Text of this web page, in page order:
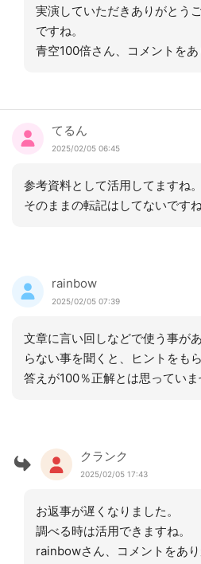
実演していただきありがとう
ですね。
青空100倍さん、コメントをあ
てるん
2025/02/05 06:45
参考資料として活用してますね。
そのままの転記はしてないですね
rainbow
2025/02/05 07:39
文章に言い回しなどで使う事が
らない事を聞くと、ヒントをも
答えが100％正解とは思っていま
クランク
2025/02/05 17:43
お返事が遅くなりました。
調べる時は活用できますね。
rainbowさん、コメントをあり